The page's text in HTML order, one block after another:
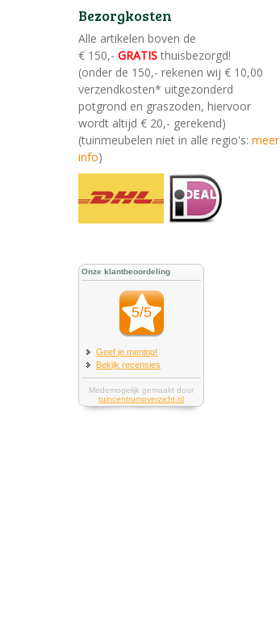
Bezorgkosten
Alle artikelen boven de
€ 150,- GRATIS thuisbezorgd!
(onder de 150,- rekenen wij € 10,00
verzendkosten* uitgezonderd
potgrond en graszoden, hiervoor
wordt altijd € 20,- gerekend)
(tuinmeubelen niet in alle regio's: meer
info)